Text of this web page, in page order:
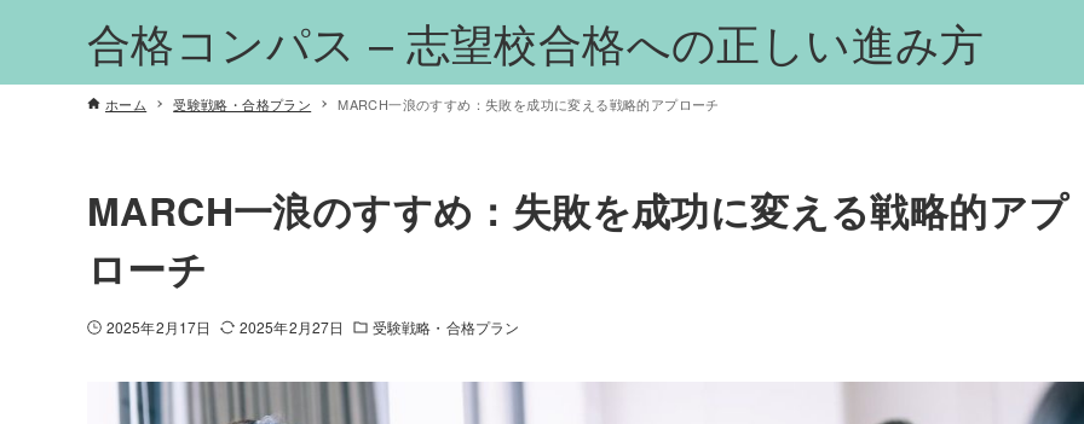
合格コンパス – 志望校合格への正しい進み方
ホーム 受験戦略・合格プラン MARCH一浪のすすめ：失敗を成功に変える戦略的アプローチ
MARCH一浪のすすめ：失敗を成功に変える戦略的アプ
ローチ
2025年2月17日 2025年2月27日 受験戦略・合格プラン